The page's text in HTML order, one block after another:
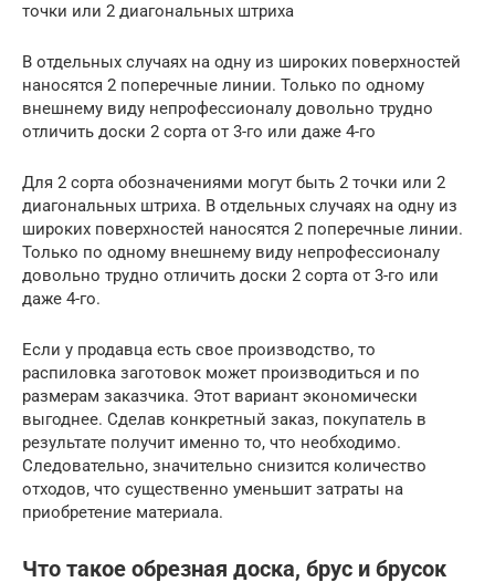
точки или 2 диагональных штриха
В отдельных случаях на одну из широких поверхностей
наносятся 2 поперечные линии. Только по одному
внешнему виду непрофессионалу довольно трудно
отличить доски 2 сорта от 3-го или даже 4-го
Для 2 сорта обозначениями могут быть 2 точки или 2
диагональных штриха. В отдельных случаях на одну из
широких поверхностей наносятся 2 поперечные линии.
Только по одному внешнему виду непрофессионалу
довольно трудно отличить доски 2 сорта от 3-го или
даже 4-го.
Если у продавца есть свое производство, то
распиловка заготовок может производиться и по
размерам заказчика. Этот вариант экономически
выгоднее. Сделав конкретный заказ, покупатель в
результате получит именно то, что необходимо.
Следовательно, значительно снизится количество
отходов, что существенно уменьшит затраты на
приобретение материала.
Что такое обрезная доска, брус и брусок